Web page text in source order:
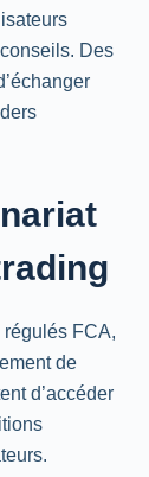
Des
régulés FCA,
de
d’accéder